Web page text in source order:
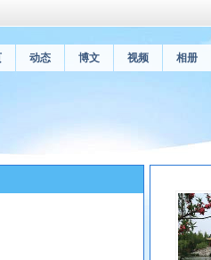
动态 博文 视频 相册